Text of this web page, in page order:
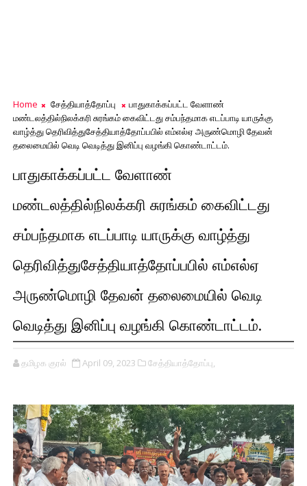
Home சேத்தியாத்தோப்பு
பாதுகாக்கப்பட்ட வேளாண்
மண்டலத்தில்நிலக்கரி சுரங்கம் கைவிட்டது சம்பந்தமாக எடப்பாடி யாருக்கு
வாழ்த்து தெரிவித்துசேத்தியாத்தோப்பபில் எம்எல்ஏ அருண்மொழி தேவன்
தலைமையில் வெடி வெடித்து இனிப்பு வழங்கி கொண்டாட்டம்.
பாதுகாக்கப்பட்ட வேளாண்
மண்டலத்தில்நிலக்கரி சுரங்கம் கைவிட்டது
சம்பந்தமாக எடப்பாடி யாருக்கு வாழ்த்து
தெரிவித்துசேத்தியாத்தோப்பபில் எம்எல்ஏ
அருண்மொழி தேவன் தலைமையில் வெடி
வெடித்து இனிப்பு வழங்கி கொண்டாட்டம்.
தமிழக குரல் April 09, 2023 சேத்தியாத்தோப்பு,